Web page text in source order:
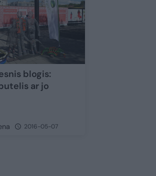
blogis:
ar jo
2016-05-07